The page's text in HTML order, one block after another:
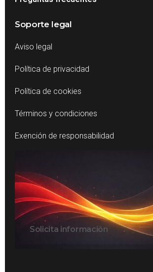
Soporte legal
Aviso legal
Política de privacidad
Política de cookies
Términos y condiciones
Exención de responsabilidad
Solicita información